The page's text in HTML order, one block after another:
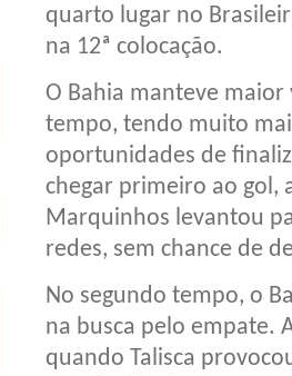
quarto lugar no
na 12ª colocação.
O Bahia manteve
tempo, tendo muito
oportunidades de
chegar primeiro ao gol,
Marquinhos levantou
redes, sem chance de
No segundo tempo, o
na busca pelo empate.
quando Talisca